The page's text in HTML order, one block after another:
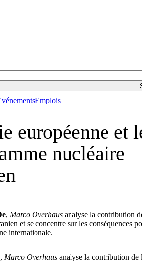
Emplois
européenne et
nucléaire
, Marco Overhaus analyse la contribution
et se concentre sur les conséquences
internationale.
, Marco Overhaus analyse la contribution de